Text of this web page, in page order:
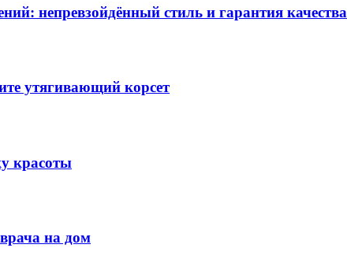
непревзойдённый стиль и гарантия качества
утягивающий корсет
красоты
на дом